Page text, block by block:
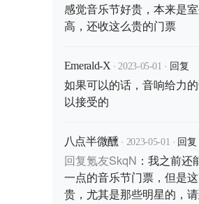
感觉音乐节好贵，本来是
高，还收这么贵的门票
Emerald-X · 2023-05-01 · 回复
如果可以的话，音响给力
以接受的
八点半微醺 · 2023-05-01 · 回复
回复氪友SkqN ： 我之前还
一点的音乐节门票，但是
贵，尤其是那些明星的，